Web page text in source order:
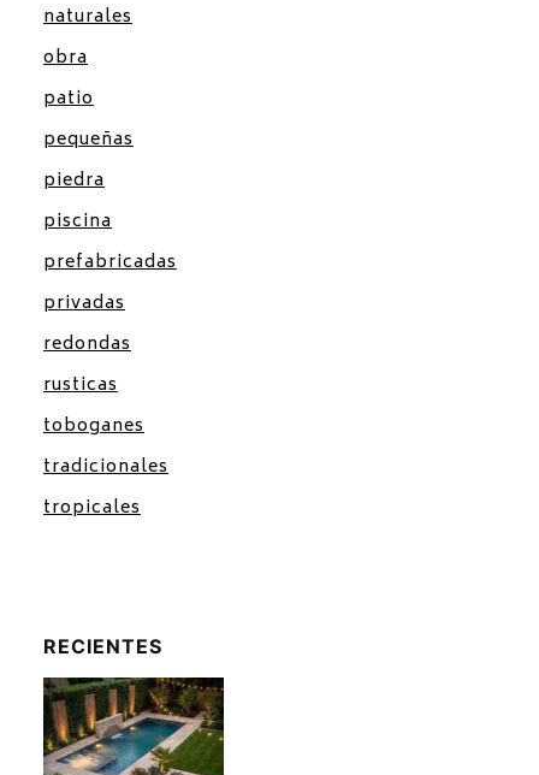
naturales
obra
patio
pequeñas
piedra
piscina
prefabricadas
privadas
redondas
rusticas
toboganes
tradicionales
tropicales
RECIENTES